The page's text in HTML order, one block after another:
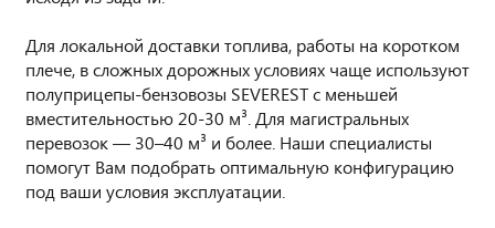
Для локальной доставки топлива, работы на коротком
плече, в сложных дорожных условиях чаще используют
полуприцепы-бензовозы SEVEREST с меньшей
вместительностью 20-30 м³. Для магистральных
перевозок — 30–40 м³ и более. Наши специалисты
помогут Вам подобрать оптимальную конфигурацию
под ваши условия эксплуатации.